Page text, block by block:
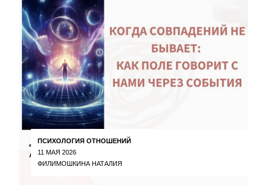
ПСИХОЛОГИЯ ОТНОШЕНИЙ
11 МАЯ 2026
ФИЛИМОШКИНА НАТАЛИЯ